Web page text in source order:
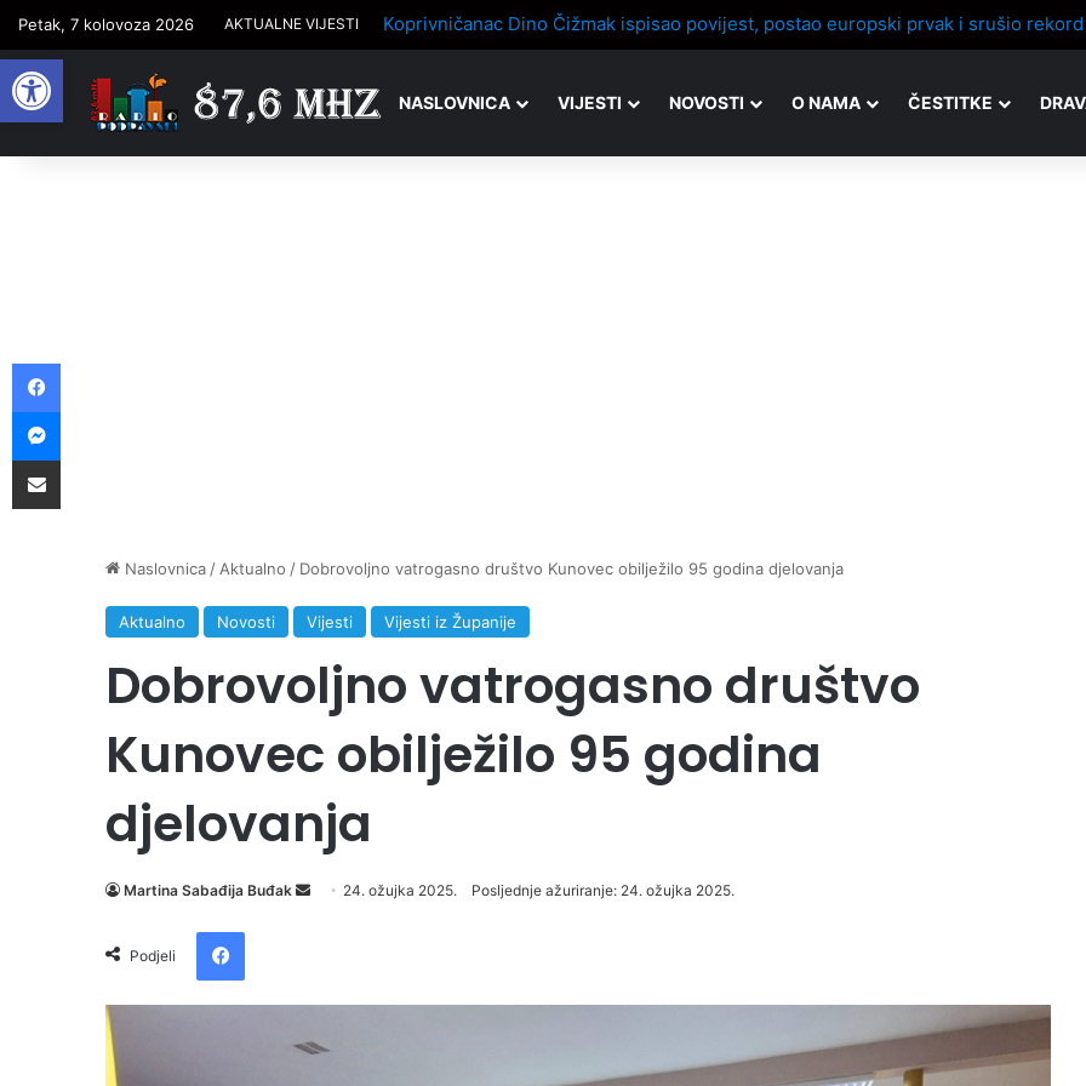
Open toolbar
Petak, 7 kolovoza 2026 AKTUALNE VIJESTI
NASLOVNICA VIJESTI NOVOSTI O NAMA ČESTITKE
Naslovnica / Aktualno / Dobrovoljno vatrogasno društvo Kunovec obilježilo 95 godina djelovanja
Aktualno Novosti Vijesti Vijesti iz Županije
Dobrovoljno vatrogasno društvo
Kunovec obilježilo 95 godina
djelovanja
Martina Sabađija Buđak
a
24. ožujka 2025. Posljednje ažuriranje: 24. ožujka 2025.
Podjeli